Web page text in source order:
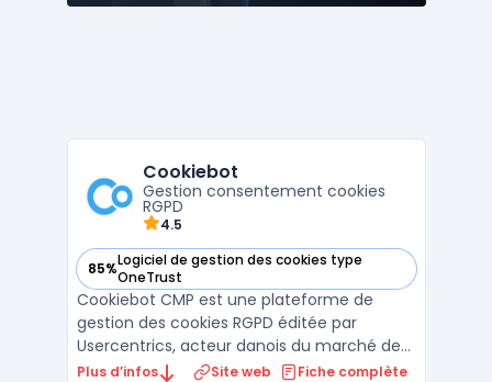
Cookiebot
Gestion consentement cookies
RGPD
4.5
85%Logiciel de gestion des cookies type
OneTrust
— voir Cookiebot dans cette catégorie
Cookiebot CMP est une plateforme de
gestion des cookies RGPD éditée par
Usercentrics, acteur danois du marché de
la conformité numérique. L'outil scanne
Plus d’infos Site web Fiche complète